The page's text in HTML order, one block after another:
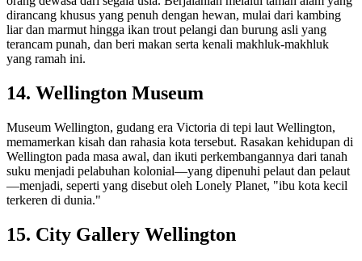
dirancang khusus yang penuh dengan hewan, mulai dari kambing
liar dan marmut hingga ikan trout pelangi dan burung asli yang
terancam punah, dan beri makan serta kenali makhluk-makhluk
yang ramah ini.
14. Wellington Museum
Museum Wellington, gudang era Victoria di tepi laut Wellington,
memamerkan kisah dan rahasia kota tersebut. Rasakan kehidupan di
Wellington pada masa awal, dan ikuti perkembangannya dari tanah
suku menjadi pelabuhan kolonial—yang dipenuhi pelaut dan pelaut
—menjadi, seperti yang disebut oleh Lonely Planet, "ibu kota kecil
terkeren di dunia."
15. City Gallery Wellington